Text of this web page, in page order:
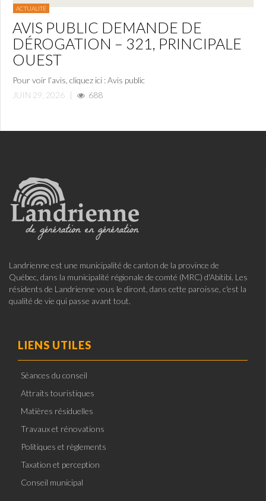
ACTUALITÉ
AVIS PUBLIC DEMANDE DE
DÉROGATION – 321, PRINCIPALE
OUEST
Pour voir l’avis, cliquez ici : Avis public
JUIN 29, 2026 | 688
Landrienne est une municipalité de canton de la province de
Québec, dans la municipalité régionale de comté (MRC) d'Abitibi. Les
résidents de Landrienne vous le diront, dans cette paroisse, c'est la
qualité de vie qui passe avant tout.
LIENS UTILES
Séances du conseil
Attraits touristiques
Matières résiduelles
Travaux et rénovations
Politiques et règlements
Taxation et perception
Conseil municipal